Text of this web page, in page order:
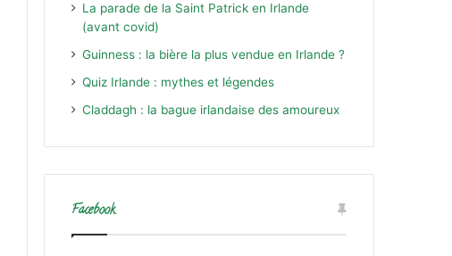
La parade de la Saint Patrick en Irlande
(avant covid)
Guinness : la bière la plus vendue en Irlande ?
Quiz Irlande : mythes et légendes
Claddagh : la bague irlandaise des amoureux
Facebook